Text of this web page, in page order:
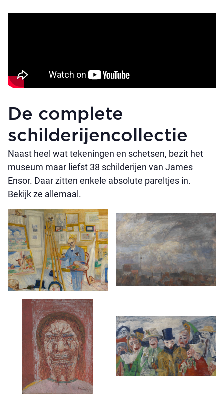
De complete
schilderijencollectie
Naast heel wat tekeningen en schetsen, bezit het
museum maar liefst 38 schilderijen van James
Ensor. Daar zitten enkele absolute pareltjes in.
Bekijk ze allemaal.